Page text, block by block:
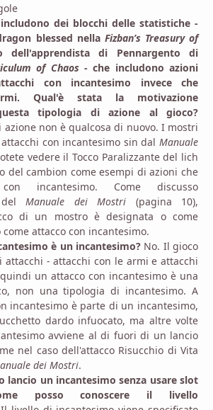
dei blocchi delle statistiche -
blessed nella Fizban’s Treasury of
dell'apprendista di Pennargento di
of Chaos - che includono azioni
con incantesimo invece che
Qual'è stata la motivazione
tipologia di azione al gioco?
non è qualcosa di nuovo. I mostri
con incantesimo sin dal Manuale
vedere il Tocco Paralizzante del lich
del cambion come esempi di azioni che
incantesimo. Come discusso
del Manuale dei Mostri (pagina 10),
di un mostro è designata o come
attacco con incantesimo.
è un incantesimo? No. Il gioco
- attacchi con le armi e attacchi
un attacco con incantesimo è una
non una tipologia di incantesimo. A
incantesimo è parte di un incantesimo,
dardo infuocato, ma altre volte
avviene al di fuori di un lancio
nel caso dell'attacco Risucchio di Vita
dei Mostri.
lancio un incantesimo senza usare slot
posso conoscere il livello